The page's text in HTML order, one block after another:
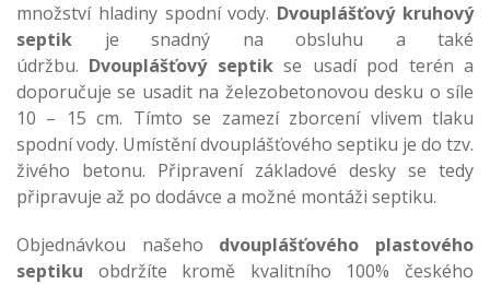
množství hladiny spodní vody. Dvouplášťový kruhový
septik je snadný na obsluhu a také
údržbu. Dvouplášťový septikse usadí pod terén a
doporučuje se usadit na železobetonovou desku o síle
10 – 15 cm. Tímto se zamezí zborcení vlivem tlaku
spodní vody. Umístění dvouplášťového septiku je do tzv.
živého betonu. Připravení základové desky se tedy
připravuje až po dodávce a možné montáži septiku.
Objednávkou našeho dvouplášťového plastového
septiku obdržíte kromě kvalitního 100% českého